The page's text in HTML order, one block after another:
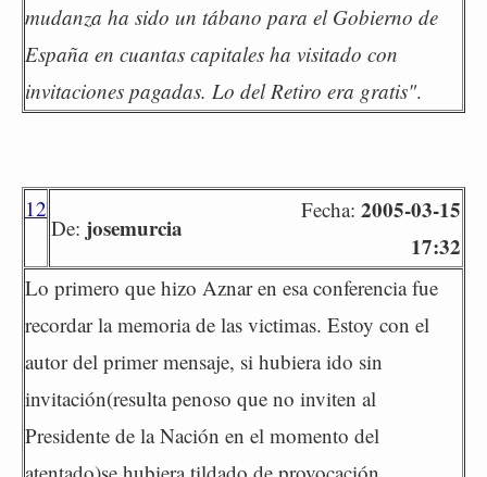
mudanza ha sido un tábano para el Gobierno de
España en cuantas capitales ha visitado con
invitaciones pagadas. Lo del Retiro era gratis".
12
De: josemurcia
Fecha: 2005-03-15
17:32
Lo primero que hizo Aznar en esa conferencia fue
recordar la memoria de las victimas. Estoy con el
autor del primer mensaje, si hubiera ido sin
invitación(resulta penoso que no inviten al
Presidente de la Nación en el momento del